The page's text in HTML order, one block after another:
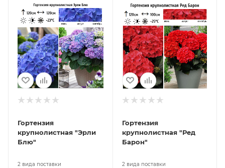
Гортензия
крупнолистная "Эрли
Блю"
2 вида поставки
Гортензия
крупнолистная "Ред
Барон"
2 вида поставки